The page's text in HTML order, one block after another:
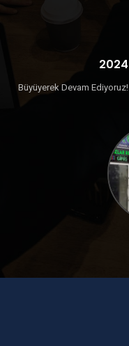
2024
Büyüyerek Devam Ediyoruz!